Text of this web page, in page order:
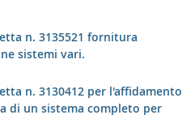
n. 3135521 fornitura
sistemi vari.
n. 3130412 per l'affidamento
di un sistema completo per